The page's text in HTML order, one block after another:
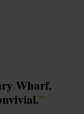
Wharf,
”